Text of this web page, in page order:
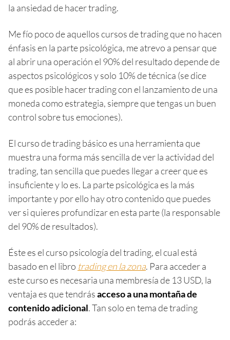
la ansiedad de hacer trading.
Me fío poco de aquellos cursos de trading que no hacen
énfasis en la parte psicológica, me atrevo a pensar que
al abrir una operación el 90% del resultado depende de
aspectos psicológicos y solo 10% de técnica (se dice
que es posible hacer trading con el lanzamiento de una
moneda como estrategia, siempre que tengas un buen
control sobre tus emociones).
El curso de trading básico es una herramienta que
muestra una forma más sencilla de ver la actividad del
trading, tan sencilla que puedes llegar a creer que es
insuficiente y lo es. La parte psicológica es la más
importante y por ello hay otro contenido que puedes
ver si quieres profundizar en esta parte (la responsable
del 90% de resultados).
Éste es el curso psicología del trading, el cual está
basado en el libro trading en la zona. Para acceder a
este curso es necesaria una membresía de 13 USD, la
ventaja es que tendrásacceso a una montaña de
contenidoadicional. Tan solo en tema de trading
podrás acceder a: